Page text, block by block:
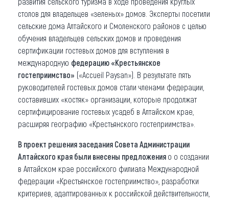
столов для владельцев «зеленых» домов. Эксперты посетили
сельские дома Алтайского и Смоленского районов с целью
обучения владельцев сельских домов и проведения
сертификации гостевых домов для вступления в
международную федерацию «Крестьянское
гостеприимство» («Accueil Paysan»). В результате пять
руководителей гостевых домов стали членами федерации,
составивших «костяк» организации, которые продолжат
сертифицирование гостевых усадеб в Алтайском крае,
расширяя географию «Крестьянского гостеприимства».
В проект решения заседания Совета Администрации
Алтайского края были внесены предложения о о создании
в Алтайском крае российского филиала Международной
федерации «Крестьянское гостеприимство», разработки
критериев, адаптированных к российской действительности,